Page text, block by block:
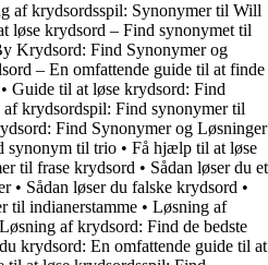
af krydsordsspil: Synonymer til Will
løse krydsord – Find synonymet til
Krydsord: Find Synonymer og
– En omfattende guide til at finde
• Guide til at løse krydsord: Find
krydsordspil: Find synonymer til
Find Synonymer og Løsninger
synonym til trio • Få hjælp til at løse
til frase krydsord • Sådan løser du et
• Sådan løser du falske krydsord •
til indianerstamme • Løsning af
Løsning af krydsord: Find de bedste
krydsord: En omfattende guide til at